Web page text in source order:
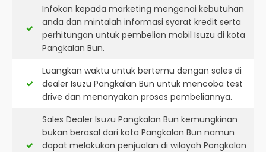
Infokan kepada marketing mengenai kebutuhan
anda dan mintalah informasi syarat kredit serta
perhitungan untuk pembelian mobil Isuzu di kota
Pangkalan Bun.
Luangkan waktu untuk bertemu dengan sales di
dealer Isuzu Pangkalan Bun untuk mencoba test
drive dan menanyakan proses pembeliannya.
Sales Dealer Isuzu Pangkalan Bun kemungkinan
bukan berasal dari kota Pangkalan Bun namun
dapat melakukan penjualan di wilayah Pangkalan